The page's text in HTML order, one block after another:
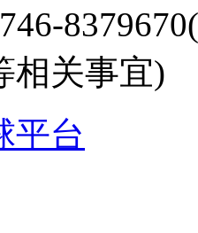
相关事宜)
平台